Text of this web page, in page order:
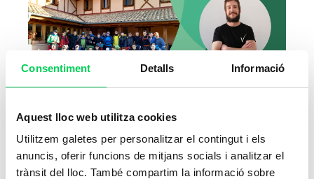
Consentiment Detalls Informació
Aquest lloc web utilitza cookies
Utilitzem galetes per personalitzar el contingut i els
anuncis, oferir funcions de mitjans socials i analitzar el
trànsit del lloc. També compartim la informació sobre
EMPRESA DE ACTIVIDADES FÍSICO-
DEPORTIVAS
23 de abril de 2020